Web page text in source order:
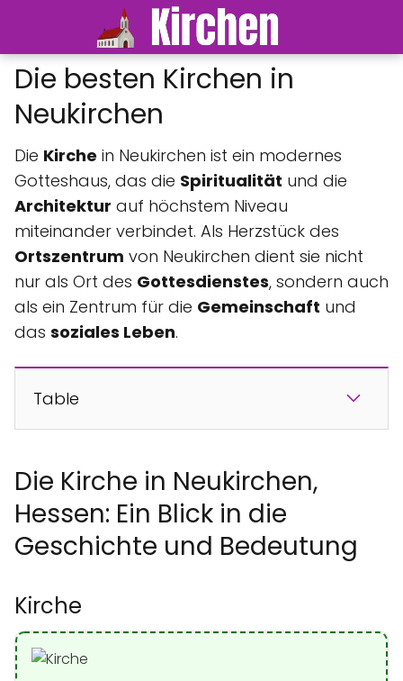
Die besten Kirchen in
Neukirchen
Die Kirche in Neukirchen ist ein modernes
Gotteshaus, das die Spiritualität und die
Architektur auf höchstem Niveau
miteinander verbindet. Als Herzstück des
Ortszentrum von Neukirchen dient sie nicht
nur als Ort des Gottesdienstes, sondern auch
als ein Zentrum für die Gemeinschaft und
das soziales Leben.
Table
Die Kirche in Neukirchen,
Hessen: Ein Blick in die
Geschichte und Bedeutung
Kirche